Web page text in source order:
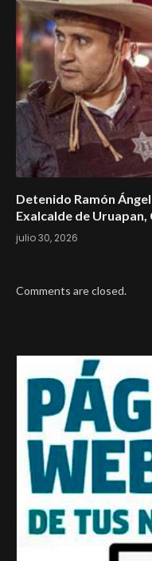
Detenido Ramón Ángel
Exalcalde de Uruapan,
julio 30, 2026
Comments are closed.